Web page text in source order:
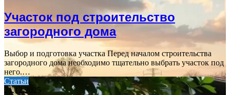
Участок под строительство
загородного дома
Выбор и подготовка участка Перед началом строительства
загородного дома необходимо тщательно выбрать участок под
него.…
Статьи
21.12.2025